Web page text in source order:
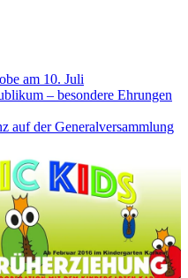
am 10. Juli
– besondere Ehrungen
auf der Generalversammlung